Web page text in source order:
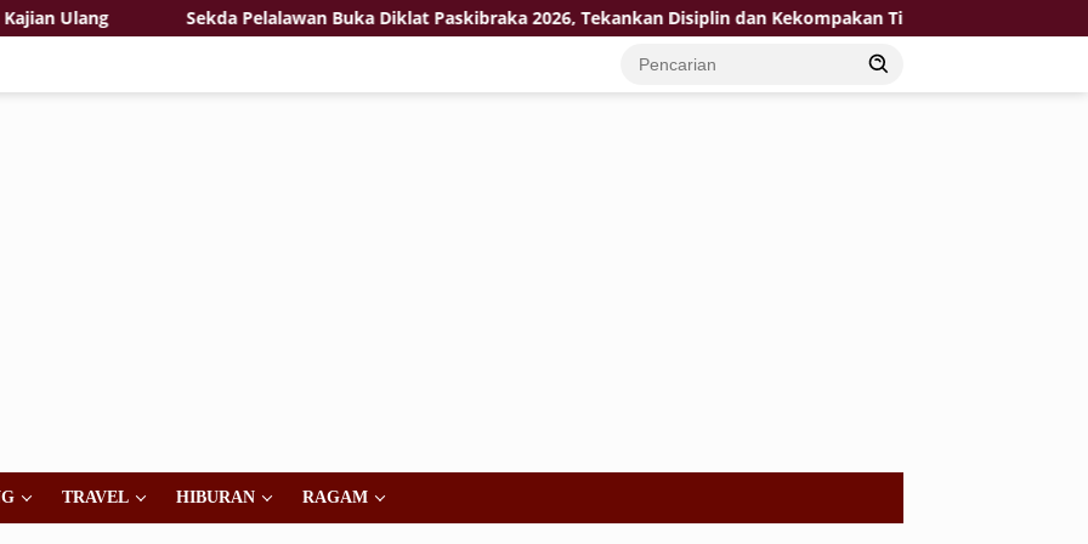
Sekda Pelalawan Buka Diklat Paskibraka 2026, Tekankan Disiplin dan Kekompakan Tim
TRAVEL HIBURAN RAGAM